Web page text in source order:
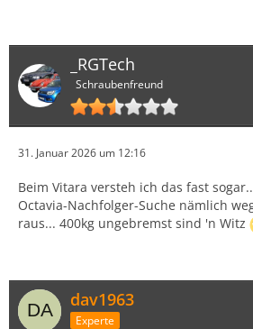
_RGTech
Schraubenfreund
31. Januar 2026 um 12:16
Beim Vitara versteh ich das fast
Octavia-Nachfolger-Suche nämlich
raus... 400kg ungebremst sind 'n Witz
dav1963
Experte